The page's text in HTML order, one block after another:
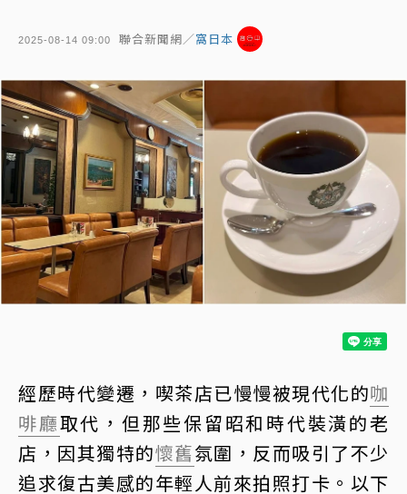
2025-08-14 09:00 聯合新聞網／窩日本
經歷時代變遷，喫茶店已慢慢被現代化的咖
啡廳取代，但那些保留昭和時代裝潢的老
店，因其獨特的懷舊氛圍，反而吸引了不少
追求復古美感的年輕人前來拍照打卡。以下